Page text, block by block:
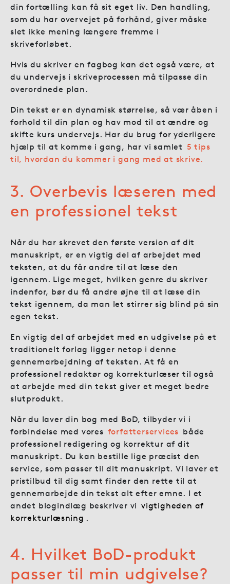
din fortælling kan få sit eget liv. Den handling,
som du har overvejet på forhånd, giver måske
slet ikke mening længere fremme i
skriveforløbet.
Hvis du skriver en fagbog kan det også være, at
du undervejs i skriveprocessen må tilpasse din
overordnede plan.
Din tekst er en dynamisk størrelse, så vær åben i
forhold til din plan og hav mod til at ændre og
skifte kurs undervejs. Har du brug for yderligere
hjælp til at komme i gang, har vi samlet 5 tips
til, hvordan du kommer i gang med at skrive.
3. Overbevis læseren med
en professionel tekst
Når du har skrevet den første version af dit
manuskript, er en vigtig del af arbejdet med
teksten, at du får andre til at læse den
igennem. Lige meget, hvilken genre du skriver
indenfor, bør du få andre øjne til at læse din
tekst igennem, da man let stirrer sig blind på sin
egen tekst.
En vigtig del af arbejdet med en udgivelse på et
traditionelt forlag ligger netop i denne
gennemarbejdning af teksten. At få en
professionel redaktør og korrekturlæser til også
at arbejde med din tekst giver et meget bedre
slutprodukt.
Når du laver din bog med BoD, tilbyder vi i
forbindelse med vores forfatterservices både
professionel redigering og korrektur af dit
manuskript. Du kan bestille lige præcist den
service, som passer til dit manuskript. Vi laver et
pristilbud til dig samt finder den rette til at
gennemarbejde din tekst alt efter emne. I et
andet blogindlæg beskriver vi vigtigheden af
korrekturlæsning .
4. Hvilket BoD-produkt
passer til min udgivelse?